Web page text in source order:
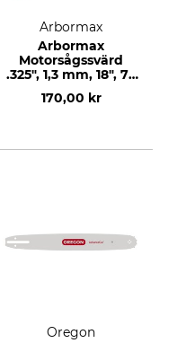
Arbormax
Arbormax
Motorsågssvärd
.325", 1,3 mm, 18", 72
170,00 kr
Oregon